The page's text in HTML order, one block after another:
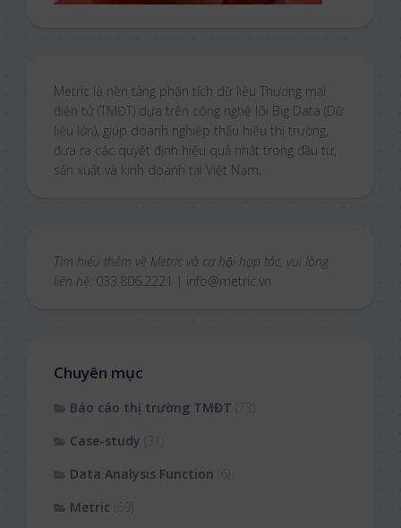
Metric là nền tảng phân tích dữ liệu Thương mại
điện tử (TMĐT) dựa trên công nghệ lõi Big Data (Dữ
liệu lớn), giúp doanh nghiệp thấu hiểu thị trường,
đưa ra các quyết định hiệu quả nhất trong đầu tư,
sản xuất và kinh doanh tại Việt Nam.
Tìm hiểu thêm về Metric và cơ hội hợp tác, vui lòng
liên hệ: 033.806.2221 | info@metric.vn
Chuyên mục
Báo cáo thị trường TMĐT
Case-study
Data Analysis Function
Metric